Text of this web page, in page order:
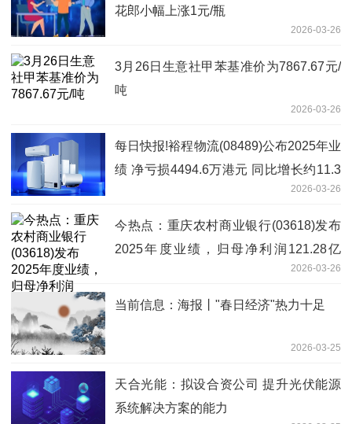
花郎小幅上涨1元/瓶
2026-03-26
3月26日生意社甲苯基准价为7867.67元/
吨
2026-03-26
每日快报!裕程物流(08489)公布2025年业
绩 净亏损4494.6万港元 同比增长约11.3
2026-03-26
今热点：重庆农村商业银行(03618)发布
2025年度业绩，归母净利润121.28亿
2026-03-26
当前信息：海报丨"春日经济"热力十足
2026-03-25
天合光能：拟设合资公司 提升光伏能源
系统解决方案的能力